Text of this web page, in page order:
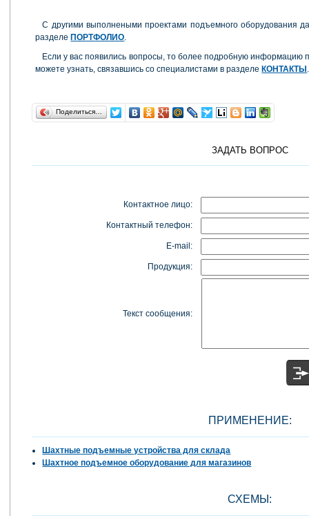
С другими выполнеными проектами подъемного оборудования
разделеПОРТФОЛИО
Если у вас появились вопросы, то более подробную информацию
можете узнать, связавшись со специалистами в разделеКОНТАКТЫ
Поделиться…
ЗАДАТЬ ВОПРОС
Контактное лицо:
Контактный телефон:
E-mail:
Продукция:
Текст сообщения:
ПРИМЕНЕНИЕ:
Шахтные подъемные устройства для склада
Шахтное подъемное оборудование для магазинов
СХЕМЫ: